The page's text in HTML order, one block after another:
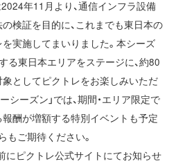
年11月より、通信インフラ設備
検証を目的に、これまでも東日本の
実施してまいりました。本シーズ
る東日本エリアをステージに、約80
としてピクトレをお楽しみいただ
シーズン」では、期間・エリア限定で
酬が増額する特別イベントも予定
もご期待ください。
にピクトレ公式サイトにてお知らせ